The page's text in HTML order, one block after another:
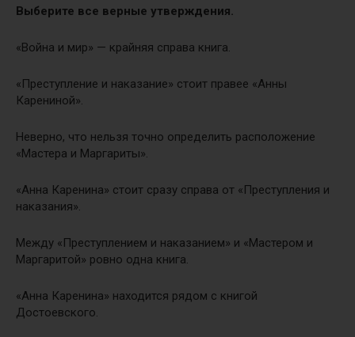
Выберите все верные утверждения.
«Война и мир» — крайняя справа книга.
«Преступление и наказание» стоит правее «Анны
Карениной».
Неверно, что нельзя точно определить расположение
«Мастера и Маргариты».
«Анна Каренина» стоит сразу справа от «Преступления и
наказания».
Между «Преступлением и наказанием» и «Мастером и
Маргаритой» ровно одна книга.
«Анна Каренина» находится рядом с книгой
Достоевского.